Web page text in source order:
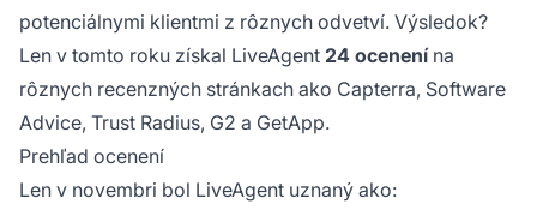
potenciálnymi klientmi z rôznych odvetví. Výsledok?
Len v tomto roku získal LiveAgent 24 ocenenína
rôznych recenzných stránkach ako Capterra, Software
Advice, Trust Radius, G2 a GetApp.
Prehľad ocenení
Len v novembri bol LiveAgent uznaný ako: